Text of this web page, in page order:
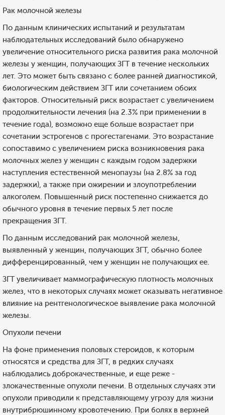
Рак молочной железы
По данным клинических испытаний и результатам
наблюдательных исследований было обнаружено
увеличение относительного риска развития рака молочной
железы у женщин, получающих ЗГТ в течение нескольких
лет. Это может быть связано с более ранней диагностикой,
биологическим действием ЗГТ или сочетанием обоих
факторов. Относительный риск возрастает с увеличением
продолжительности лечения (на 2.3% при применении в
течение года), возможно еще больше возрастает при
сочетании эстрогенов с прогестагенами. Это возрастание
сопоставимо с увеличением риска возникновения рака
молочных желез у женщин с каждым годом задержки
наступления естественной менопаузы (на 2.8% за год
задержки), а также при ожирении и злоупотреблении
алкоголем. Повышенный риск постепенно снижается до
обычного уровня в течение первых 5 лет после
прекращения ЗГТ.
По данным исследований рак молочной железы,
выявленный у женщин, получающих ЗГТ, обычно более
дифференцированный, чем у женщин не получающих ее.
ЗГТ увеличивает маммографическую плотность молочных
желез, что в некоторых случаях может оказывать негативное
влияние на рентгенологическое выявление рака молочной
железы.
Опухоли печени
На фоне применения половых стероидов, к которым
относятся и средства для ЗГТ, в редких случаях
наблюдались доброкачественные, и еще реже -
злокачественные опухоли печени. В отдельных случаях эти
опухоли приводили к представляющему угрозу для жизни
внутрибрюшинному кровотечению. При болях в верхней